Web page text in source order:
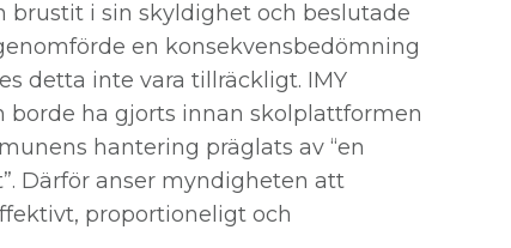
brustit i sin skyldighet och beslutade
en konsekvensbedömning
detta inte vara tillräckligt. IMY
ha gjorts innan skolplattformen
hantering präglats av “en
Därför anser myndigheten att
proportioneligt och